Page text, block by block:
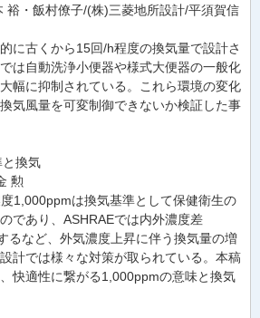
裕・飯村僚子/(株)三菱地所設計/平須賀信
に古くから15回/h程度の換気量で設計さ
は自動洗浄小便器や様式大便器の一般化
幅に抑制されている。これら環境の変化
気風量を可変制御できないか検証した事
換気
勲
1,000ppmは換気基準として保健衛生の
であり、ASHRAEでは内外濃度差
るなど、外気濃度上昇に伴う換気量の増
計では様々な対策が取られている。本稿
快適性に繋がる1,000ppmの意味と換気